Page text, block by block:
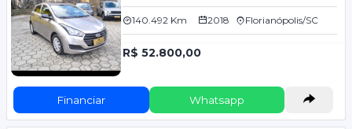
140.492 Km 2018 Florianópolis/SC
R$ 52.800,00
Financiar Whatsapp